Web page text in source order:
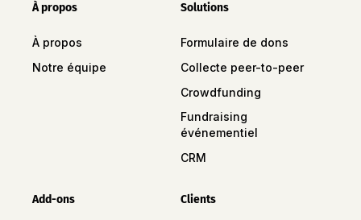
À propos
À propos
Notre équipe
Solutions
Formulaire de dons
Collecte peer-to-peer
Crowdfunding
Fundraising
événementiel
CRM
Add-ons Clients